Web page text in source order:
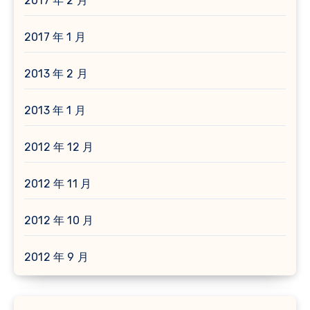
2017 年 1 月
2013 年 2 月
2013 年 1 月
2012 年 12 月
2012 年 11 月
2012 年 10 月
2012 年 9 月